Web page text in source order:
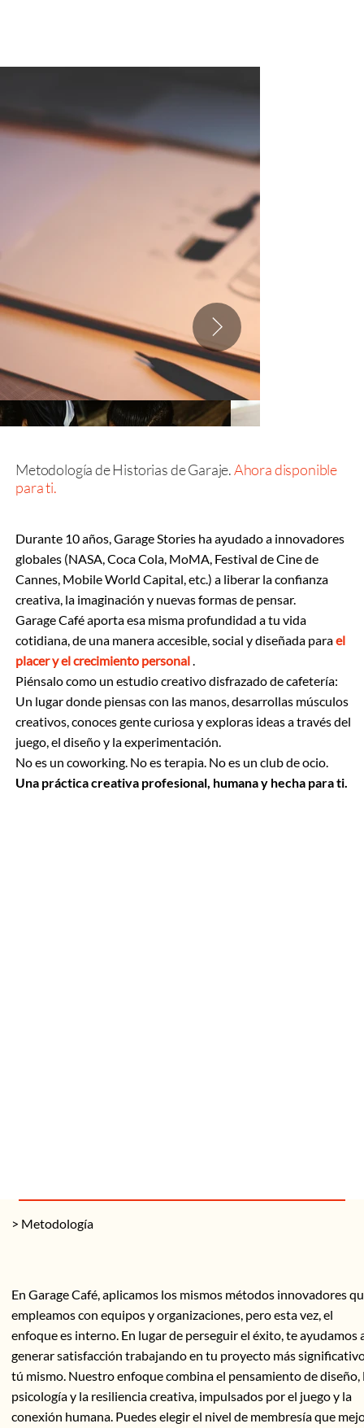
Metodología de Historias de Garaje.Ahora disponible
para ti.
Durante 10 años, Garage Stories ha ayudado a innovadores
globales (NASA, Coca Cola, MoMA, Festival de Cine de
Cannes, Mobile World Capital, etc.) a liberar la confianza
creativa, la imaginación y nuevas formas de pensar.
Garage Café aporta esa misma profundidad a tu vida
cotidiana, de una manera accesible, social y diseñada parael
placer y el crecimiento personal.
Piénsalo como un estudio creativo disfrazado de cafetería:
Un lugar donde piensas con las manos, desarrollas músculos
creativos, conoces gente curiosa y exploras ideas a través del
juego, el diseño y la experimentación.
No es un coworking. No es terapia. No es un club de ocio.
Una práctica creativa profesional, humana y hecha para ti.
> Metodología
En Garage Café, aplicamos los mismos métodos innovadores
empleamos con equipos y organizaciones, pero esta vez, el
enfoque es interno. En lugar de perseguir el éxito, te ayudamos
generar satisfacción trabajando en tu proyecto más
tú mismo. Nuestro enfoque combina el pensamiento de diseño,
psicología y la resiliencia creativa, impulsados por el juego y la
conexión humana. Puedes elegir el nivel de membresía que